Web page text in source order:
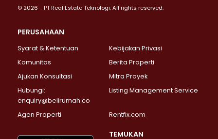
Properti Dijual di Jakarta Selatan >
Properti Dijual di Lebak Bulus >
Properti Dijual di Gandaria Selatan >
Properti Dijual di Pondok Labu >
Properti Dijual di Lenteng Agung >
Properti Dijual di Senayan >
Properti Dijual di Pondok Pinang >
Properti Dijual di Kebayoran Lama >
© 2026 - PT Real Estate Teknologi. All rights reserved.
PERUSAHAAN
Syarat & Ketentuan
Kebijakan Privasi
Komunitas
Berita Properti
Ajukan Konsultasi
Mitra Proyek
Hubungi:
enquiry@belirumah.co
Listing Management Service
Agen Properti Rentfix.com
TEMUKAN